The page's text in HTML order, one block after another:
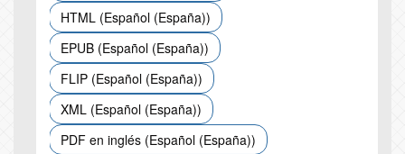
HTML (Español (España))
EPUB (Español (España))
FLIP (Español (España))
XML (Español (España))
PDF en inglés (Español (España))